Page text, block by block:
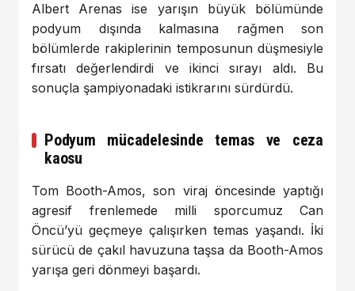
Albert Arenas ise yarışın büyük bölümünde
podyum dışında kalmasına rağmen son
bölümlerde rakiplerinin temposunun düşmesiyle
fırsatı değerlendirdi ve ikinci sırayı aldı. Bu
sonuçla şampiyonadaki istikrarını sürdürdü.
Podyum mücadelesinde temas ve ceza
kaosu
Tom Booth-Amos, son viraj öncesinde yaptığı
agresif frenlemede milli sporcumuz Can
Öncü’yü geçmeye çalışırken temas yaşandı. İki
sürücü de çakıl havuzuna taşsa da Booth-Amos
yarışa geri dönmeyi başardı.